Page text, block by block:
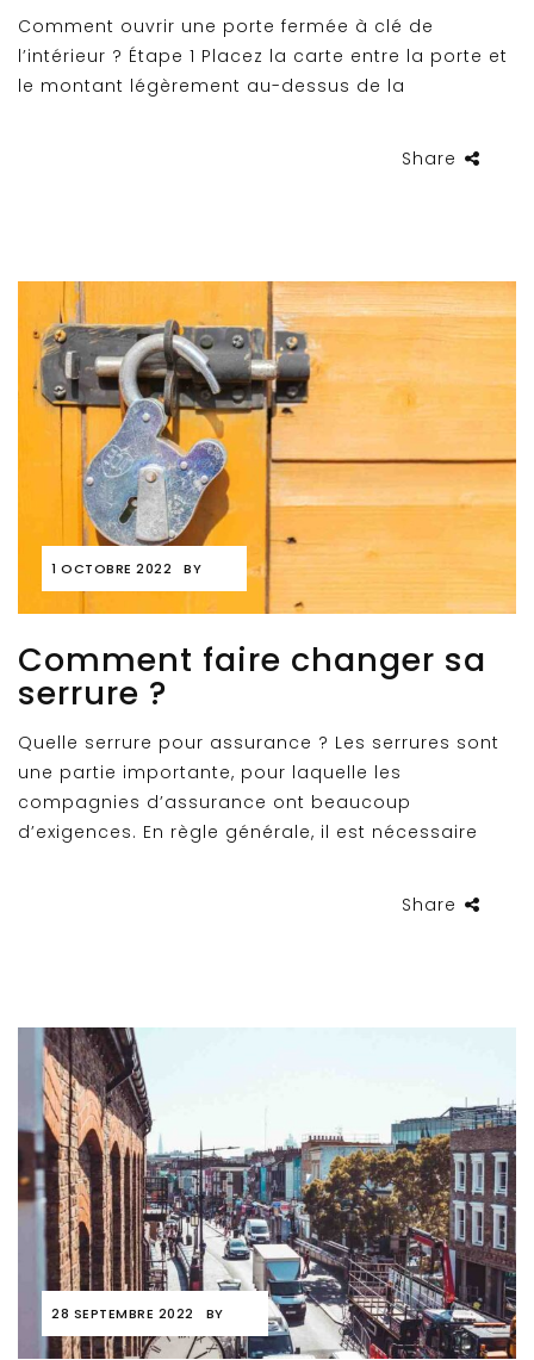
Comment ouvrir une porte fermée à clé de
l’intérieur ? Étape 1 Placez la carte entre la porte et
le montant légèrement au-dessus de la
Share
1 OCTOBRE 2022 BY
Comment faire changer sa
serrure ?
Quelle serrure pour assurance ? Les serrures sont
une partie importante, pour laquelle les
compagnies d’assurance ont beaucoup
d’exigences. En règle générale, il est nécessaire
Share
28 SEPTEMBRE 2022 BY